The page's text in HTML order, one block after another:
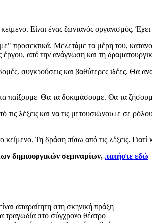
Είναι ένας ζωντανός οργανισμός.
προσεκτικά. Μελετάμε τα μέρη του,
από την ανάγνωση και τη
συγκρούσεις και βαθύτερες ιδέες. Θα
παίξουμε. Θα τα δοκιμάσουμε. Θα τα
λέξεις και να τις μετουσιώνουμε σε
Τη δράση πίσω από τις λέξεις.
δημιουργικών σεμιναρίων, πατήστε εδώ
απαραίτητη στη σκηνική πράξη
τραγωδία στο σύγχρονο θέατρο